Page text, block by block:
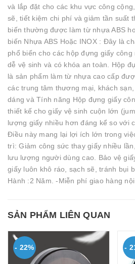
và lắp đặt cho các khu vực công
sẽ, tiết kiệm chi phí và giảm tần suất
biến thường được làm từ nhựa ABS
biến Nhựa ABS Hoặc INOX : Đây là
phổ biến cho các hộp đựng giấy công
dễ vệ sinh và có khóa an toàn. Hộp
là sản phẩm làm từ nhựa cao cấp
các trung tâm thương mại, khách
dáng và Tính năng Hộp đựng giấy
thiết kế cho giấy vệ sinh cuộn lớn
lượng giấy nhiều hơn đáng kể so với
Điều này mang lại lợi ích lớn trong
trì: Giảm công sức thay giấy nhiều
lưu lượng người dùng cao. Bảo vệ
giấy luôn khô ráo, sạch sẽ, tránh bụi
Hành :2 Năm. -Miễn phí giao hàng
SẢN PHẨM LIÊN QUAN
- 22% -